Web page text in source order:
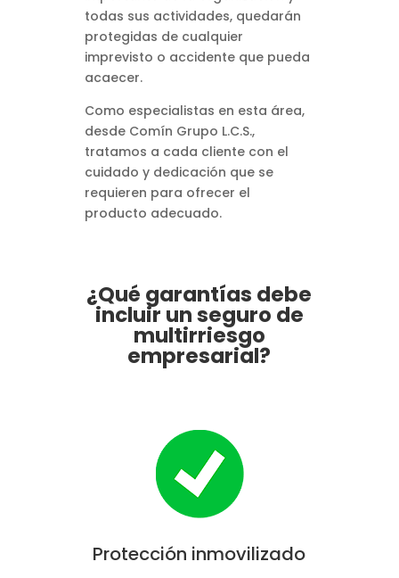
todas sus actividades, quedarán
protegidas de cualquier
imprevisto o accidente que pueda
acaecer.
Como especialistas en esta área,
desde Comín Grupo L.C.S.,
tratamos a cada cliente con el
cuidado y dedicación que se
requieren para ofrecer el
producto adecuado.
¿Qué garantías debe
incluir un seguro de
multirriesgo
empresarial?
Protección inmovilizado